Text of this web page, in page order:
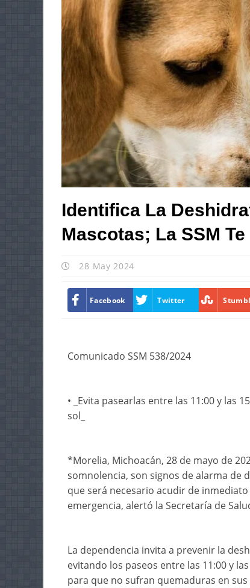
Identifica La
Mascotas; La SSM
28 May 2024
Facebook Twitter
Comunicado SSM 538/2024
• _Evita pasearlas entre las 11:00 y las
sol_
*Morelia, Michoacán, 28 de mayo de
somnolencia, son signos de alarma de
que será necesario acudir de
emergencia, alertó la Secretaría de
La dependencia invita a prevenir la
evitando los paseos entre las 11:00 y
para que no sufran quemaduras en